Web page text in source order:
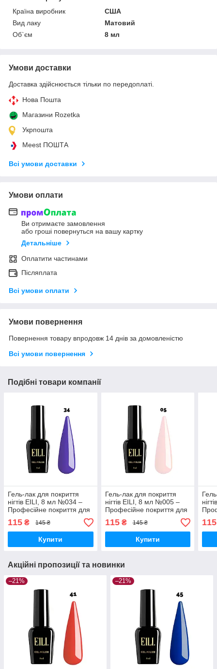
Країна виробник
США
Вид лаку
Матовий
Об`єм
8 мл
Умови доставки
Доставка здійснюється тільки по передоплаті.
Нова Пошта
Магазини Rozetka
Укрпошта
Meest ПОШТА
Всі умови доставки
Умови оплати
Ви отримаєте замовлення
або гроші повернуться на вашу картку
Детальніше
Оплатити частинами
Післяплата
Всі умови оплати
Умови повернення
Повернення товару впродовж 14 днів за домовленістю
Всі умови повернення
Подібні товари компанії
Гель-лак для покриття
нігтів EILI, 8 мл №034 –
Професійне покриття для
ідеального манікюру
115 ₴ 145 ₴
Купити
Гель-лак для покриття
нігтів EILI, 8 мл №005 –
Професійне покриття для
ідеального манікюру
115₴ 145 ₴
Купити
115
Акційні пропозиції та новинки
–21% –21%